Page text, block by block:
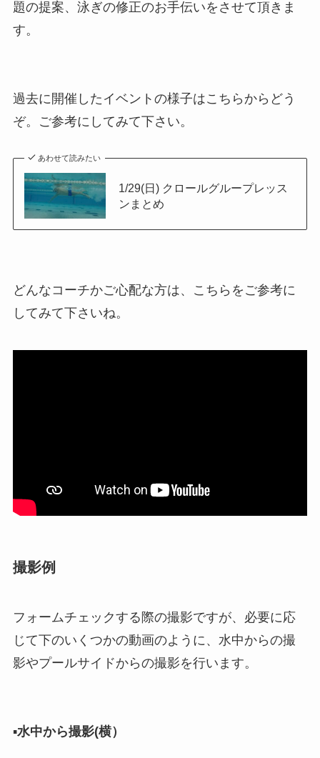
題の提案、泳ぎの修正のお手伝いをさせて頂きま
す。
過去に開催したイベントの様子はこちらからどう
ぞ。ご参考にしてみて下さい。
あわせて読みたい
1/29(日) クロールグループレッス
ンまとめ
どんなコーチかご心配な方は、こちらをご参考に
してみて下さいね。
撮影例
フォームチェックする際の撮影ですが、必要に応
じて下のいくつかの動画のように、水中からの撮
影やプールサイドからの撮影を行います。
▪︎水中から撮影(横）